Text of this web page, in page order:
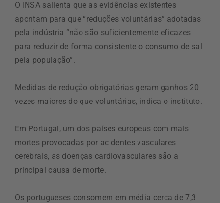
O INSA salienta que as evidências existentes
apontam para que “reduções voluntárias” adotadas
pela indústria “não são suficientemente eficazes
para reduzir de forma consistente o consumo de sal
pela população”.
Medidas de redução obrigatórias geram ganhos 20
vezes maiores do que voluntárias, indica o instituto.
Em Portugal, um dos países europeus com mais
mortes provocadas por acidentes vasculares
cerebrais, as doenças cardiovasculares são a
principal causa de morte.
Os portugueses consomem em média cerca de 7,3